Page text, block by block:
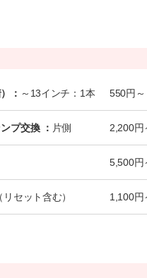
： ～13インチ：1本 550円～
プ交換 ： 片側 2,200円
5,500円
セット含む） 1,100円